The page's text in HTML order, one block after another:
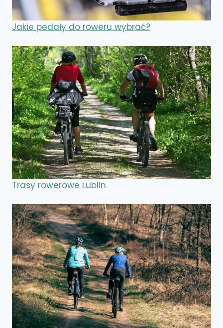
Jakie pedały do roweru wybrać?
Trasy rowerowe Lublin